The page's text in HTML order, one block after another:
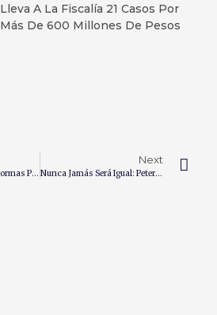
Lleva A La Fiscalía 21 Casos Por
Más De 600 Millones De Pesos
Anuncian Nuevas Reformas Para La Búsqueda De Personas Desaparecidas En México
Next
Nunca Jamás Será Igual: Peter Pan Regresa Muy Escalofriante